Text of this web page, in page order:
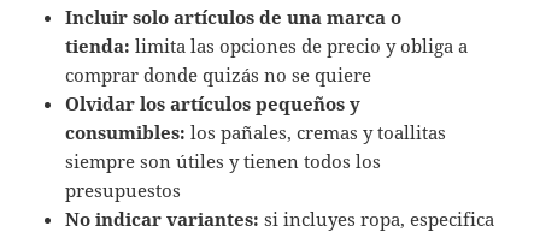
Incluir solo artículos de una marca o
tienda: limita las opciones de precio y obliga a
comprar donde quizás no se quiere
Olvidar los artículos pequeños y
consumibles: los pañales, cremas y toallitas
siempre son útiles y tienen todos los
presupuestos
No indicar variantes: si incluyes ropa, especifica